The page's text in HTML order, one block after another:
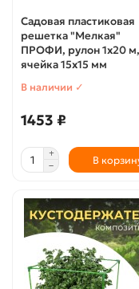
Садовая пластиковая
решетка "Мелкая"
ПРОФИ, рулон 1х20 м,
ячейка 15х15 мм
В наличии ✓
1453 ₽
В